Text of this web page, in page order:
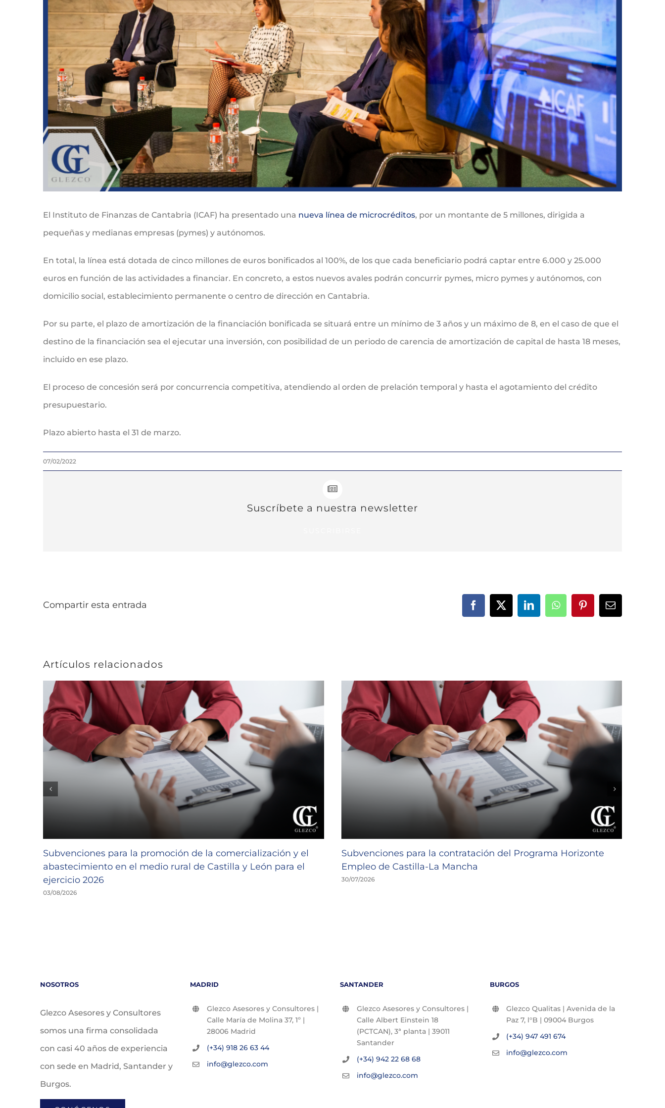
El Instituto de Finanzas de Cantabria (ICAF) ha presentado una nueva línea de microcréditos, por un montante de 5 millones, dirigida a
pequeñas y medianas empresas (pymes) y autónomos.
En total, la línea está dotada de cinco millones de euros bonificados al 100%, de los que cada beneficiario podrá captar entre 6.000 y 25.000
euros en función de las actividades a financiar. En concreto, a estos nuevos avales podrán concurrir pymes, micro pymes y autónomos, con
domicilio social, establecimiento permanente o centro de dirección en Cantabria.
Por su parte, el plazo de amortización de la financiación bonificada se situará entre un mínimo de 3 años y un máximo de 8, en el caso de que el
destino de la financiación sea el ejecutar una inversión, con posibilidad de un periodo de carencia de amortización de capital de hasta 18 meses,
incluido en ese plazo.
El proceso de concesión será por concurrencia competitiva, atendiendo al orden de prelación temporal y hasta el agotamiento del crédito
presupuestario.
Plazo abierto hasta el 31 de marzo.
07/02/2022
Suscríbete a nuestra newsletter
Compartir esta entrada Facebook
X LinkedInWhatsAppPinterestCorreo
electrónico
Artículos relacionados
Subvenciones para la promoción de la comercialización y el
abastecimiento en el medio rural de Castilla y León para el
ejercicio 2026
03/08/2026
Subvenciones para la contratación del Programa Horizonte
Empleo de Castilla-La Mancha
30/07/2026
NOSOTROS
Glezco Asesores y Consultores
somos una firma consolidada
con casi 40 años de experiencia
con sede en Madrid, Santander y
Burgos.
MADRID
Glezco Asesores y Consultores |
Calle María de Molina 37, 1º |
28006 Madrid
(+34) 918 26 63 44
info@glezco.com
SANTANDER
Glezco Asesores y Consultores |
Calle Albert Einstein 18
(PCTCAN), 3ª planta | 39011
Santander
(+34) 942 22 68 68
info@glezco.com
BURGOS
Glezco Qualitas | Avenida de la
Paz 7, l°B | 09004 Burgos
(+34) 947 491 674
info@glezco.com